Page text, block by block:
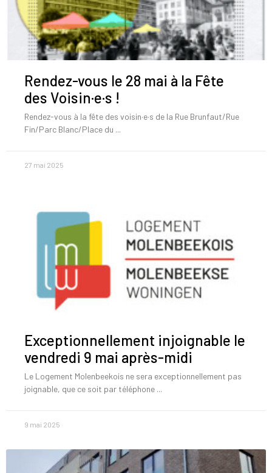
Rendez-vous le 28 mai à la Fête
des Voisin·e·s !
Rendez-vous à la fête des voisin·e·s de la Rue Brunfaut/Rue
Fin/Parc Blanc/Place du
27 mai 2025
Exceptionnellement injoignable le
vendredi 9 mai après-midi
Le Logement Molenbeekois ne sera exceptionnellement pas
joignable, que ce soit par téléphone
9 mai 2025